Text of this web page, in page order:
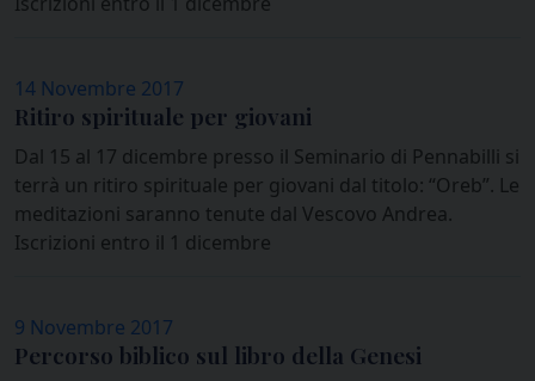
14 Novembre 2017
Ritiro spirituale per giovani
Dal 15 al 17 dicembre presso il Seminario di Pennabilli si
terrà un ritiro spirituale per giovani dal titolo: “Oreb”. Le
meditazioni saranno tenute dal Vescovo Andrea.
Iscrizioni entro il 1 dicembre
9 Novembre 2017
Percorso biblico sul libro della Genesi